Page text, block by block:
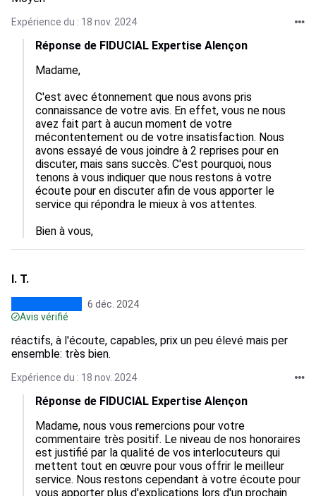
Expérience du : 18 nov. 2024
Réponse de FIDUCIAL Expertise Alençon
Madame,
C'est avec étonnement que nous avons pris
connaissance de votre avis. En effet, vous ne nous
avez fait part à aucun moment de votre
mécontentement ou de votre insatisfaction. Nous
avons essayé de vous joindre à 2 reprises pour en
discuter, mais sans succès. C'est pourquoi, nous
tenons à vous indiquer que nous restons à votre
écoute pour en discuter afin de vous apporter le
service qui répondra le mieux à vos attentes.
Bien à vous,
I. T.
6 déc. 2024
Avis vérifié
réactifs, à l'écoute, capables, prix un peu élevé mais per
ensemble: très bien.
Expérience du : 18 nov. 2024
Réponse de FIDUCIAL Expertise Alençon
Madame, nous vous remercions pour votre
commentaire très positif. Le niveau de nos honoraires
est justifié par la qualité de vos interlocuteurs qui
mettent tout en œuvre pour vous offrir le meilleur
service. Nous restons cependant à votre écoute pour
vous apporter plus d'explications lors d'un prochain